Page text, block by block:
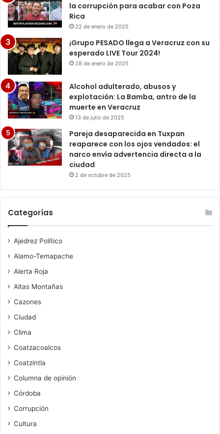
la corrupción para acabar con Poza
Rica
22 de enero de 2025
¡Grupo PESADO llega a Veracruz con su
esperado LIVE Tour 2024!
28 de enero de 2025
Alcohol adulterado, abusos y
explotación: La Bamba, antro de la
muerte en Veracruz
13 de julio de 2025
Pareja desaparecida en Tuxpan
reaparece con los ojos vendados: el
narco envía advertencia directa a la
ciudad
2 de octubre de 2025
Categorías
Ajedrez Político
Alamo-Temapache
Alerta Roja
Altas Montañas
Cazones
Ciudad
Clima
Coatzacoalcos
Coatzintla
Columna de opinión
Córdoba
Corrupción
Cultura